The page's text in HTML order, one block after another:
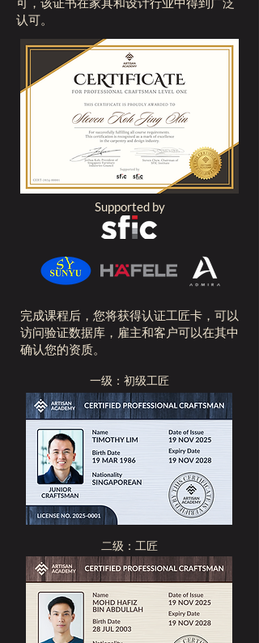
认可。
Supported by
完成课程后，您将获得认证工匠卡，可以
访问验证数据库，雇主和客户可以在其中
确认您的资质。
一级：初级工匠
二级：工匠